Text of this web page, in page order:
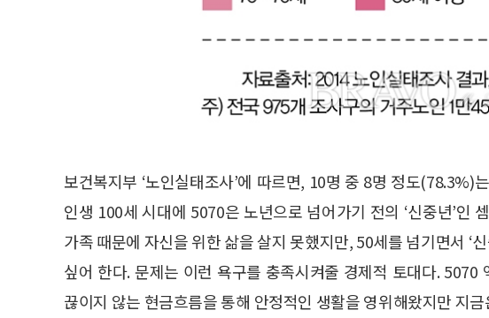
보건복지부 ‘노인실태조사’에 따르면, 10명 중 8명 정도(78.3%)
인생 100세 시대에 5070은 노년으로 넘어가기 전의 ‘신중년’인
가족 때문에 자신을 위한 삶을 살지 못했지만, 50세를 넘기면서 ‘
싶어 한다. 문제는 이런 욕구를 충족시켜줄 경제적 토대다.
끊이지 않는 현금흐름을 통해 안정적인 생활을 영위해왔지만 지